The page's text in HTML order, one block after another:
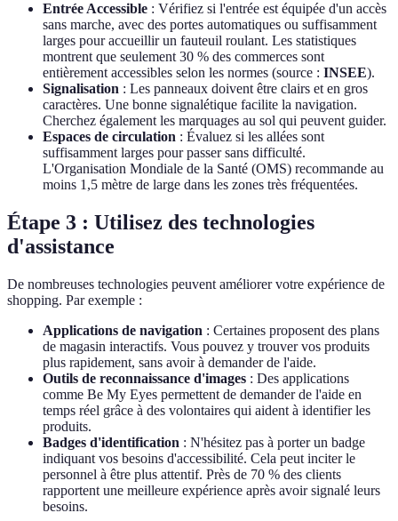
Entrée Accessible : Vérifiez si l'entrée est équipée d'un accès
sans marche, avec des portes automatiques ou suffisamment
larges pour accueillir un fauteuil roulant. Les statistiques
montrent que seulement 30 % des commerces sont
entièrement accessibles selon les normes (source : INSEE).
Signalisation : Les panneaux doivent être clairs et en gros
caractères. Une bonne signalétique facilite la navigation.
Cherchez également les marquages au sol qui peuvent guider.
Espaces de circulation : Évaluez si les allées sont
suffisamment larges pour passer sans difficulté.
L'Organisation Mondiale de la Santé (OMS) recommande au
moins 1,5 mètre de large dans les zones très fréquentées.
Étape 3 : Utilisez des technologies
d'assistance
De nombreuses technologies peuvent améliorer votre expérience de
shopping. Par exemple :
Applications de navigation : Certaines proposent des plans
de magasin interactifs. Vous pouvez y trouver vos produits
plus rapidement, sans avoir à demander de l'aide.
Outils de reconnaissance d'images : Des applications
comme Be My Eyes permettent de demander de l'aide en
temps réel grâce à des volontaires qui aident à identifier les
produits.
Badges d'identification : N'hésitez pas à porter un badge
indiquant vos besoins d'accessibilité. Cela peut inciter le
personnel à être plus attentif. Près de 70 % des clients
rapportent une meilleure expérience après avoir signalé leurs
besoins.